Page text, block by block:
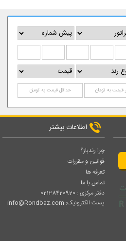
اطلاعات بیشتر
چرا رندباز؟
قوانین و مقررات
تعرفه ها
تماس با ما
دفتر مرکزی : 02128420920
پست الکترونیک: info@Rondbaz.com